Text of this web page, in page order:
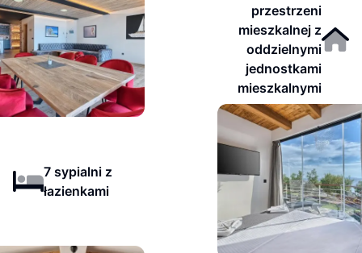
przestrzeni
mieszkalnej z
oddzielnymi
jednostkami
mieszkalnymi
7 sypialni z
łazienkami